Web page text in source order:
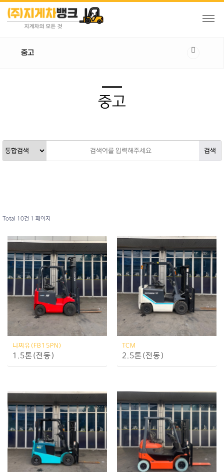
중고
중고
Total 10건 1 페이지
니찌유(FB15PN)
1.5톤(전동)
TCM
2.5톤(전동)